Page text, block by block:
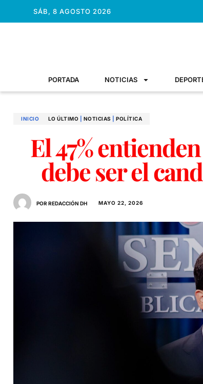
SÁB, 8 AGOSTO 2026
PORTADA NOTICIAS
INICIO LO ÚLTIMO NOTICIAS POLÍTICA
El 47%
debe ser el
POR REDACCIÓN DH MAYO 22, 2026